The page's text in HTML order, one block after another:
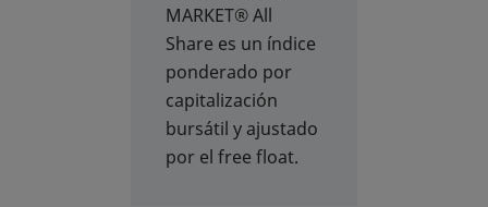
MARKET® All
Share es un índice
ponderado por
capitalización
bursátil y ajustado
por el free float.